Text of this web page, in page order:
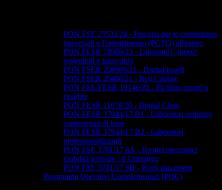
PON FSE 25532/24 - Percorsi per le competenze
trasversali e l'orientamento (PCTO) all'estero
PON FESR 78988/23 - Laboratori "green"
sostenibili e innovativi
PON FSER 208966/21 - Digital board
PON FSER 20480/21 - Reti Cablate
PON FSE-FESR 19146/20 - Pit Stop: pronti a
ripartire
PON FESR 11978/20 - Digital Class
PON FESR 37944/17 B1 - Laboratori sviluppo
competenze di base
PON FESR 37944/17 B2 - Laboratori
professionalizzanti
PON FSE 3781/17 6A - Tecnici meccanici
mobilità terrestre / il Celerifero
PON FSE 3781/17 6B - Work placement
Programmi Operativi Complementari (POC)